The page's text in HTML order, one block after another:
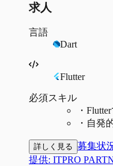
求人
言語
Dart
Flutter
必須スキル
・
・ 自発
詳しく見る 募集状
提供: ITPRO